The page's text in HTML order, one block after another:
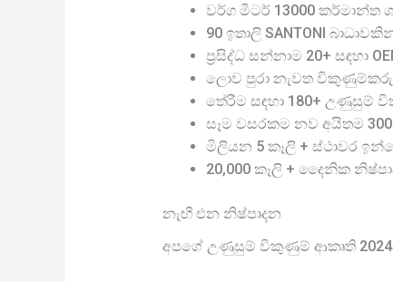
වර්ග මීටර් 13000 කර්මාන්ත
90 ඉතාලි SANTONI
ප්‍රසිද්ධ සන්නාම 20+ සඳහා
ලොව පුරා නැවත
තේරීම සඳහා 180+ උණුසුම්
සෑම වසරකම නව අයිතම
මිලියන 5 කෑලි + ස්ථාවර
20,000 කෑලි + දෛනික
නැඟී එන නිෂ්පාදන
අපගේ උණුසුම් විකුණුම් ආකෘති 2024